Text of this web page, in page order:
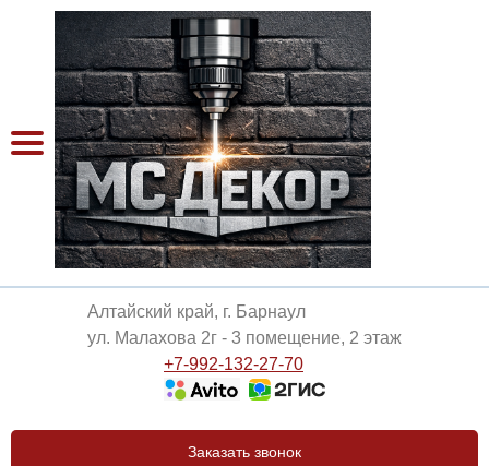
Алтайский край, г. Барнаул
ул. Малахова 2г - 3 помещение, 2 этаж
+7-992-132-27-70
Заказать звонок